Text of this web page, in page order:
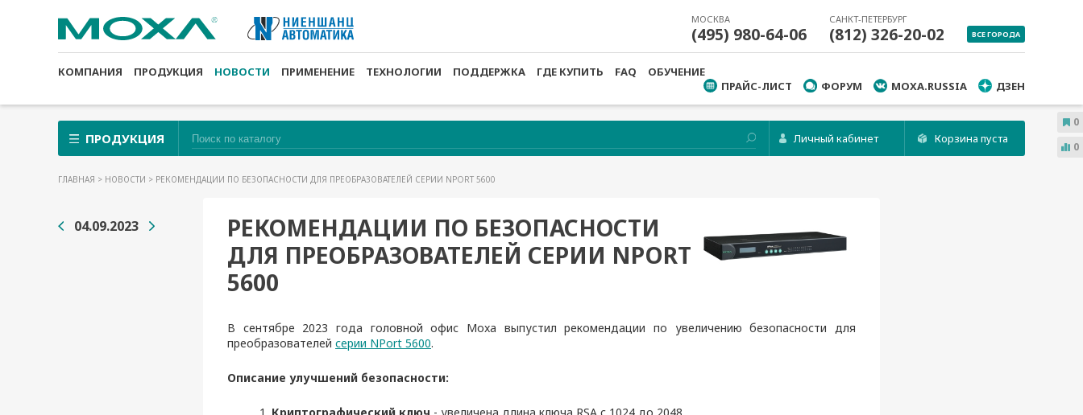
МОСКВА
(495) 980-64-06
САНКТ-ПЕТЕРБУРГ
(812) 326-20-02 ВСЕ ГОРОДА
КОМПАНИЯ ПРОДУКЦИЯ НОВОСТИ ПРИМЕНЕНИЕ ТЕХНОЛОГИИ ПОДДЕРЖКА ГДЕ КУПИТЬ FAQ
ОБУЧЕНИЕ
ПРАЙС-ЛИСТ
ФОРУМ MOXA.RUSSIA ДЗЕН
ПРОДУКЦИЯ Личный кабинет Корзина пуста
ГЛАВНАЯ > НОВОСТИ > РЕКОМЕНДАЦИИ ПО БЕЗОПАСНОСТИ ДЛЯ ПРЕОБРАЗОВАТЕЛЕЙ СЕРИИ NPORT 5600
04.09.2023
РЕКОМЕНДАЦИИ ПО БЕЗОПАСНОСТИ
ДЛЯ ПРЕОБРАЗОВАТЕЛЕЙ СЕРИИ NPORT
5600
В сентябре 2023 года головной офис Moxa выпустил рекомендации по увеличению безопасности для
преобразователей серии NPort 5600.
Описание улучшений безопасности:
0
0